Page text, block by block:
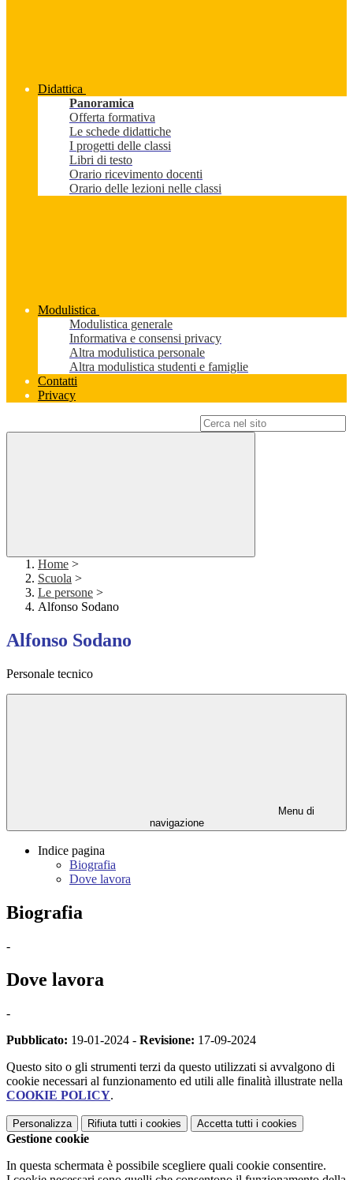
Didattica
Panoramica
Offerta formativa
Le schede didattiche
I progetti delle classi
Libri di testo
Orario ricevimento docenti
Orario delle lezioni nelle classi
Modulistica
Modulistica generale
Informativa e consensi privacy
Altra modulistica personale
Altra modulistica studenti e famiglie
Contatti
Privacy
Home >
Scuola >
Le persone >
Alfonso Sodano
Alfonso Sodano
Personale tecnico
Menu di
navigazione
Indice pagina
Biografia
Dove lavora
Biografia
-
Dove lavora
-
Pubblicato: 19-01-2024 - Revisione: 17-09-2024
Questo sito o gli strumenti terzi da questo utilizzati si avvalgono di
cookie necessari al funzionamento ed utili alle finalità illustrate nella
COOKIE POLICY.
Personalizza Rifiuta tutti i cookies Accetta tutti i cookies
Gestione cookie
In questa schermata è possibile scegliere quali cookie consentire.